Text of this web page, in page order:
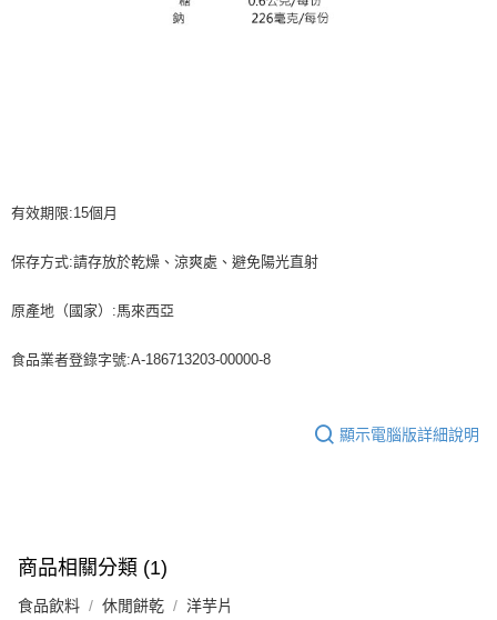
有效期限:15個月
保存方式:請存放於乾燥、涼爽處、避免陽光直射
原產地（國家）:馬來西亞
食品業者登錄字號:A-186713203-00000-8
顯示電腦版詳細說明
商品相關分類 (1)
食品飲料 休閒餅乾 洋芋片